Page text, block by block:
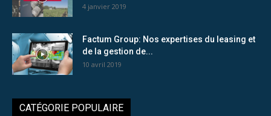
4 janvier 2019
Factum Group: Nos expertises du leasing et
de la gestion de...
10 avril 2019
CATÉGORIE POPULAIRE